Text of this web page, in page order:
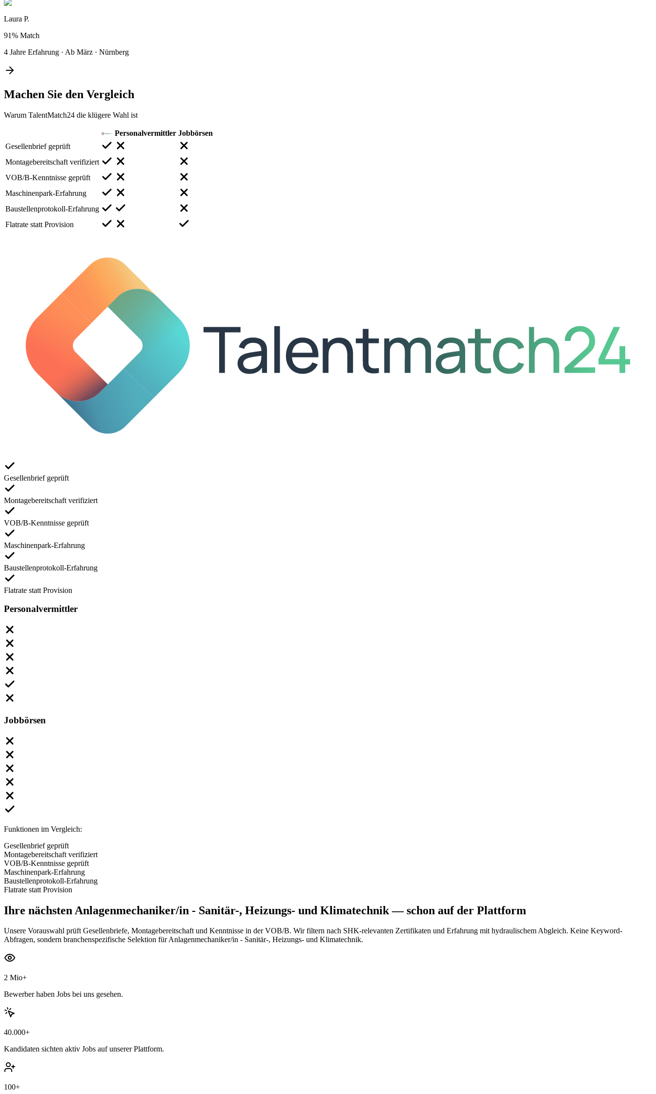
Laura P.
91% Match
4 Jahre Erfahrung · Ab März · Nürnberg
Machen Sie den Vergleich
Warum TalentMatch24 die klügere Wahl ist
Personalvermittler Jobbörsen
Gesellenbrief geprüft
Montagebereitschaft verifiziert
VOB/B-Kenntnisse geprüft
Maschinenpark-Erfahrung
Baustellenprotokoll-Erfahrung
Flatrate statt Provision
Gesellenbrief geprüft
Montagebereitschaft verifiziert
VOB/B-Kenntnisse geprüft
Maschinenpark-Erfahrung
Baustellenprotokoll-Erfahrung
Flatrate statt Provision
Personalvermittler
Jobbörsen
Funktionen im Vergleich:
Gesellenbrief geprüft
Montagebereitschaft verifiziert
VOB/B-Kenntnisse geprüft
Maschinenpark-Erfahrung
Baustellenprotokoll-Erfahrung
Flatrate statt Provision
Ihre nächsten Anlagenmechaniker/in - Sanitär-, Heizungs- und Klimatechnik— schon auf der Plattform
Unsere Vorauswahl prüft Gesellenbriefe, Montagebereitschaft und Kenntnisse in der VOB/B. Wir filtern nach SHK-relevanten Zertifikaten und Erfahrung mit hydraulischem Abgleich. Keine Keyword-
Abfragen, sondern branchenspezifische Selektion für Anlagenmechaniker/in - Sanitär-, Heizungs- und Klimatechnik.
2 Mio+
Bewerber haben Jobs bei uns gesehen.
40.000+
Kandidaten sichten aktiv Jobs auf unserer Plattform.
100+